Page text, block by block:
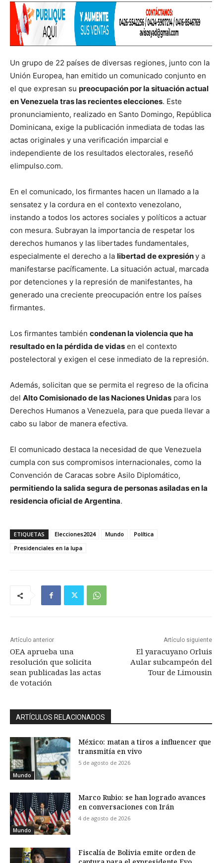
Un grupo de 22 países de diversas regiones, junto con la
Unión Europea, han emitido un comunicado conjunto en
el que expresan su preocupación por la situación actual
en Venezuela tras las recientes elecciones. Este
pronunciamiento, realizado en Santo Domingo, República
Dominicana, exige la publicación inmediata de todas las
actas originales y una verificación imparcial e
independiente de los resultados electorales, reseñó
elimpulso.com.
En el comunicado, los firmantes hacen un llamado a la
sensatez y la cordura en el contexto venezolano,
instando a todos los actores sociales y políticos a actuar
con mesura. Subrayan la importancia de respetar los
derechos humanos y las libertades fundamentales,
especialmente el derecho a la libertad de expresióny a
manifestarse pacíficamente. La situación actual, marcada
por detenciones y la represión de manifestantes, ha
generado una creciente preocupación entre los países
firmantes.
Los firmantes también condenan la violencia que ha
resultado en la pérdida de vidas en el contexto
postelectoral y exigen el cese inmediato de la represión.
Además, solicitan que se permita el regreso de la oficina
del Alto Comisionado de las Naciones Unidas para los
Derechos Humanos a Venezuela, para que pueda llevar a
cabo su labor de manera efectiva.
El comunicado destaca la necesidad de que Venezuela
cumpla con sus compromisos internacionales, como la
Convención de Caracas sobre Asilo Diplomático,
permitiendo la salida segura de personas asiladas en la
residencia oficial de Argentina.
ETIQUETAS Elecciones2024 Mundo
Política
Presidenciales en la lupa
Artículo anterior
OEA aprueba una
resolución que solicita
sean publicadas las actas
de votación
Artículo siguiente
El yaracuyano Orluis
Aular subcampeón del
Tour de Limousin
ARTÍCULOS RELACIONADOS
Mundo
México: matan a tiros a influencer que
transmitía en vivo
5 de agosto de 2026
Mundo
Marco Rubio: se han logrado avances
en conversaciones con Irán
4 de agosto de 2026
Fiscalía de Bolivia emite orden de